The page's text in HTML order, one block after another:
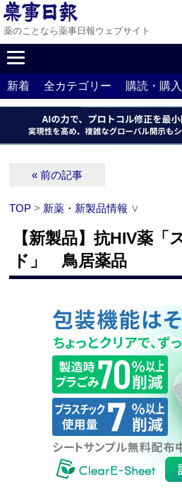
薬のことなら薬事日報ウェブサイト
新着 全カテゴリー 購読・購
« 前の記事
TOP > 新薬・新製品情報 ∨
【新製品】抗HIV薬「
ド」 鳥居薬品